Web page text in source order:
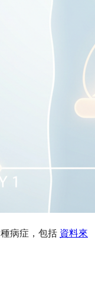
病症，包括 資料來